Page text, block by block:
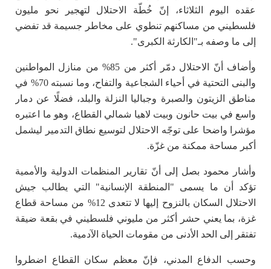
عقده اليوم الثلاثاء، إنّ خُطّة الاحتلال لتهجير نحو مليون
فلسطيني من مساكنهم تنطوي على مخاطر جسيمة قد تفضي
إلى ما وصفه بـ"الكارثة الكبرى".
وأضاف أنّ الاحتلال دمّر أكثر من 85% من منازل المواطنين
والبنى التحتية في أحياء الشجاعية والتفاح، وما نسبته 70% في
مناطق الزيتون والصبرة وجباليا النزلة والبلد، فضلًا عن دمار
واسع في بيت حانون وبيت لاهيا شمالي القطاع، وهو ما اعتبره
مؤشرا واضحا على توجّه الاحتلال لتوسيع نطاق التدمير ليشمل
أكبر مساحة ممكنة من غزّة.
وأشار محمود بصل إلى أنّ تقارير المنظمات الدولية والأممية
تؤكد أن ما يسمى "المنطقة الإنسانية" التي يطالب جيش
الاحتلال السكان بالنزوح إليها لا تتعدى 12% من مساحة قطاع
غزة، بما يعني حشر أكثر من مليوني فلسطيني في بقعة ضيقة
تفتقر إلى الحد الأدنى من مقومات الحياة الآدمية.
وحسب الدفاع المدني، فإنّ معظم سكان القطاع اضطروا